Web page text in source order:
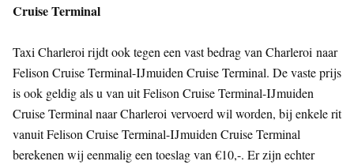
Cruise Terminal
Taxi Charleroi rijdt ook tegen een vast bedrag van Charleroi naar
Felison Cruise Terminal-IJmuiden Cruise Terminal. De vaste prijs
is ook geldig als u van uit Felison Cruise Terminal-IJmuiden
Cruise Terminal naar Charleroi vervoerd wil worden, bij enkele rit
vanuit Felison Cruise Terminal-IJmuiden Cruise Terminal
berekenen wij eenmalig een toeslag van €10,-. Er zijn echter